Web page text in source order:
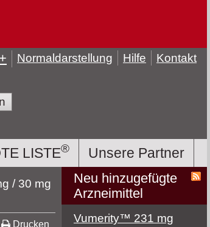
LISTE® Unsere Partner
+ Normaldarstellung Hilfe Kontakt
/ 30 mg
Drucken
Neu hinzugefügte
Arzneimittel
Vumerity™ 231 mg